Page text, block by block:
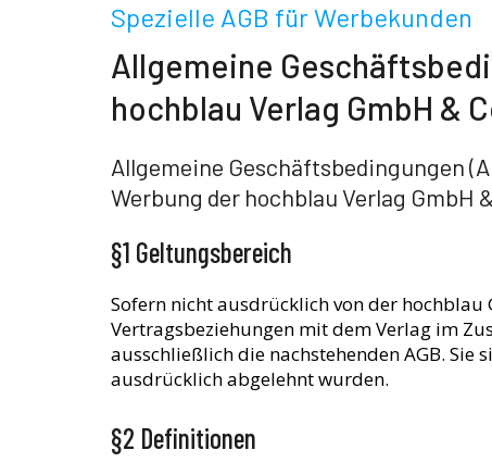
Spezielle AGB für Werbekunden
Allgemeine
hochblau Verlag GmbH &
Allgemeine Geschäftsbedingungen
Werbung der hochblau Verlag GmbH
§1 Geltungsbereich
Sofern nicht ausdrücklich von der hochblau
Vertragsbeziehungen mit dem Verlag im
ausschließlich die nachstehenden AGB.
ausdrücklich abgelehnt wurden.
§2 Definitionen